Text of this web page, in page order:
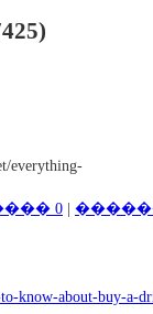
everything-
0 |
know-about-buy-a-